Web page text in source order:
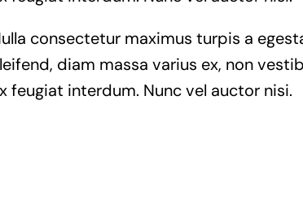
consectetur maximus turpis a
diam massa varius ex, non
feugiat interdum. Nunc vel auctor nisi.